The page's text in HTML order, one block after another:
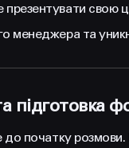
свою
менеджера та
підготовка
початку розмови.